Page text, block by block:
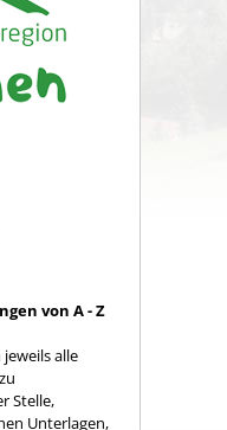
von A - Z
alle
Stelle,
Unterlagen,